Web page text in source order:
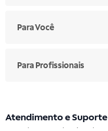
Para Você
Para Profissionais
Atendimento e Suporte